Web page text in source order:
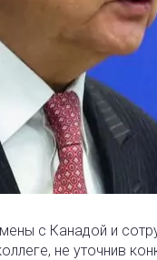
с Канадой и
не уточнив